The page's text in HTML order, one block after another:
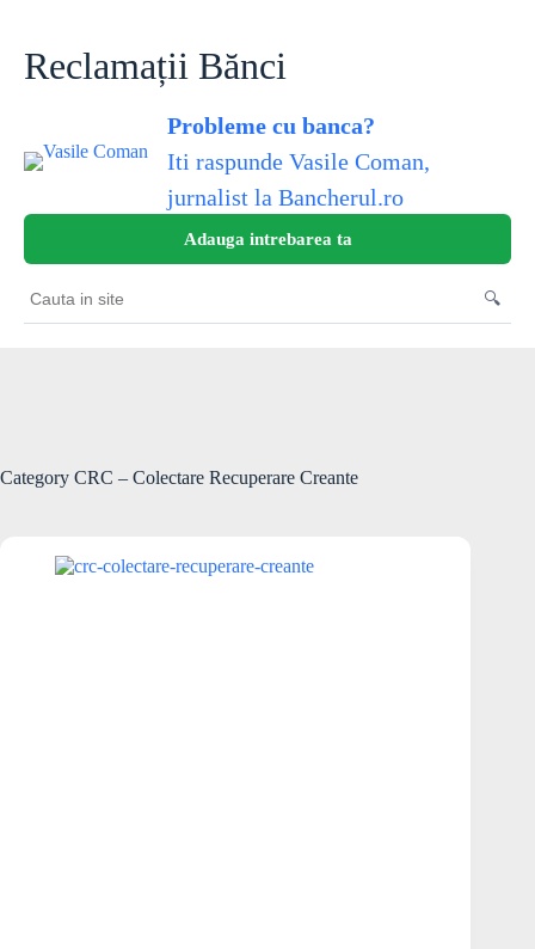
contentReclamații Bănci
Probleme cu banca?
Iti raspunde Vasile Coman,
jurnalist la Bancherul.ro
Adauga intrebarea ta
Cauta
in
🔍
Category CRC – Colectare Recuperare Creante